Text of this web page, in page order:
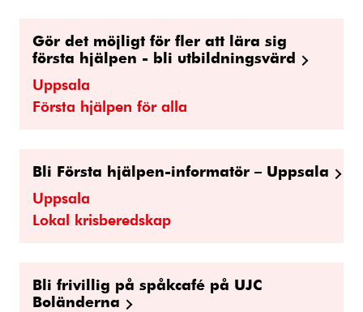
Gör det möjligt för fler att lära sig
första hjälpen - bli utbildningsvärd
Uppsala
Första hjälpen för alla
Bli Första hjälpen-informatör – Uppsala
Uppsala
Lokal krisberedskap
Bli frivillig på spåkcafé på UJC
Boländerna